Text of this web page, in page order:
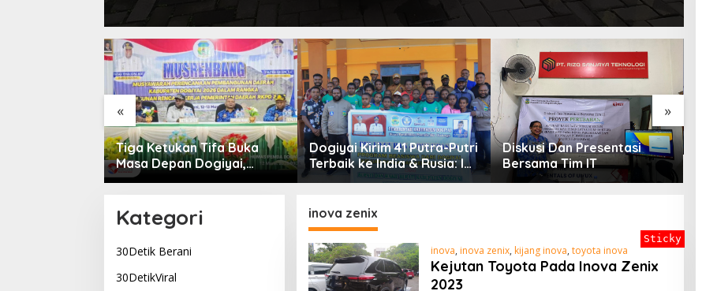
« »
Tiga Ketukan Tifa Buka
Masa Depan Dogiyai,
Bupati Yudas Tebai Resmi
Dogiyai Kirim 41 Putra-Putri
Terbaik ke India & Rusia: Ini
Komitmen Nyata Bupati
Pemimpin Masa Depan
Diskusi Dan Presentasi
Bersama Tim IT
Kategori
30Detik Berani
30DetikViral
inova zenix
inova, inova zenix, kijang inova, toyota inova
Kejutan Toyota Pada Inova Zenix
2023
Sticky